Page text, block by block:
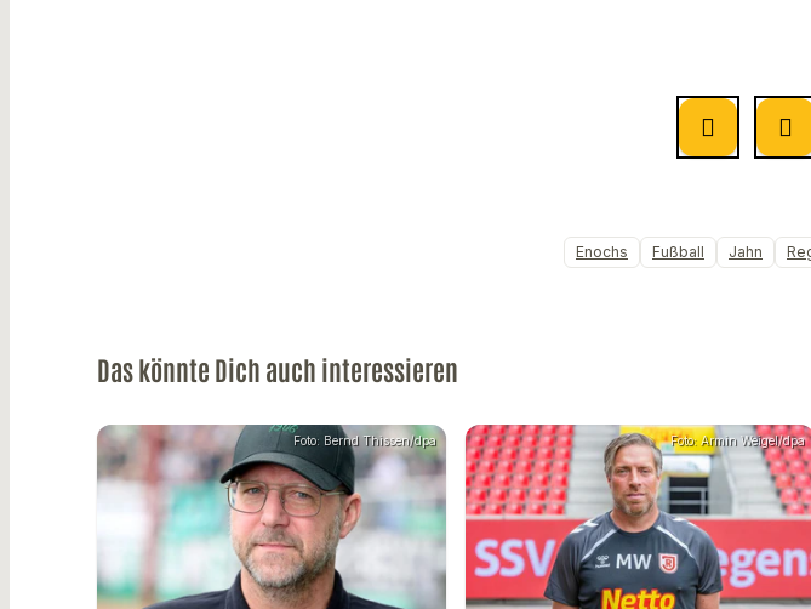
Enochs Fußball Jahn
Das könnte Dich auch interessieren
Foto: Bernd Thissen/dpa Foto: Armin Weigel/dpa